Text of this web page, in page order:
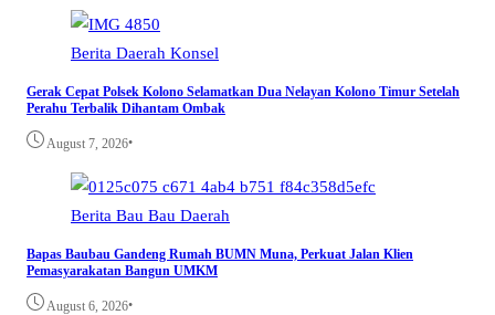
Berita Daerah Konsel
Gerak Cepat Polsek Kolono Selamatkan Dua Nelayan Kolono Timur Setelah
Perahu Terbalik Dihantam Ombak
August 7, 2026•
Berita Bau Bau Daerah
Bapas Baubau Gandeng Rumah BUMN Muna, Perkuat Jalan Klien
Pemasyarakatan Bangun UMKM
August 6, 2026•